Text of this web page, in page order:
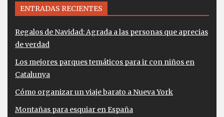
ENTRADAS RECIENTES
Regalos de Navidad: Agrada a las personas que aprecias
de verdad
Los mejores parques temáticos para ir con niños en
Catalunya
Cómo organizar un viaje barato a Nueva York
Montañas para esquiar en España